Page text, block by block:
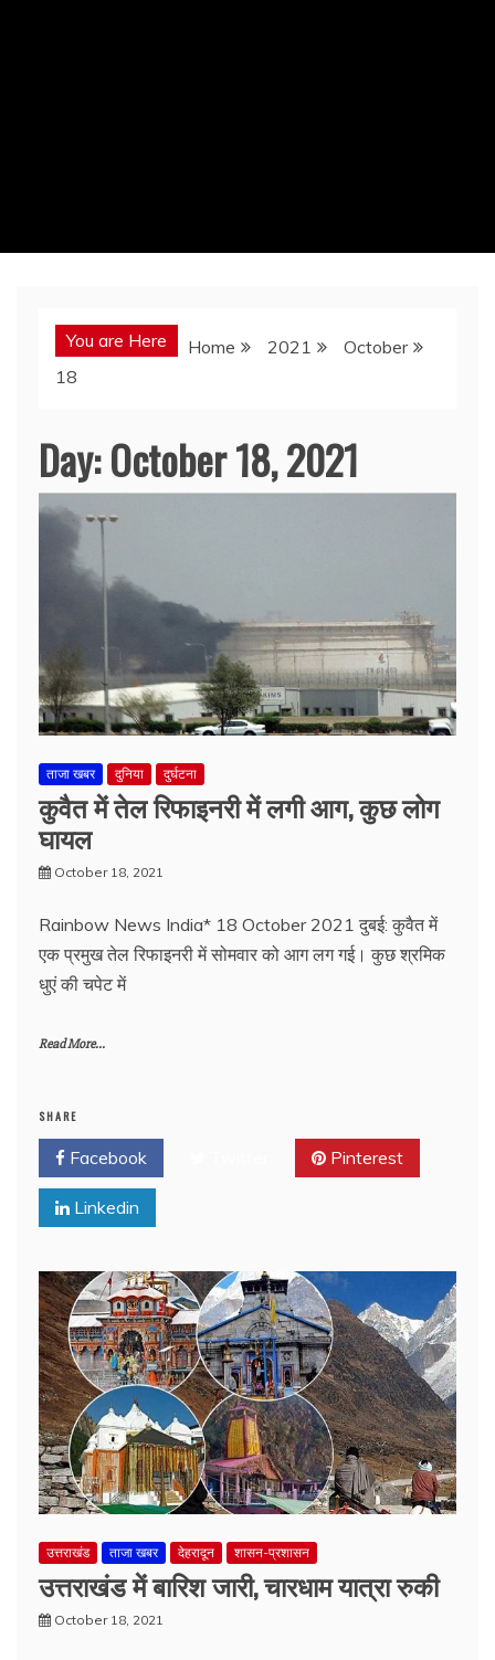
You are Here Home 2021
October
18
Day:October 18, 2021
ताजा खबर दुनिया दुर्घटना
कुवैत में तेल रिफाइनरी में लगी आग, कुछ लोग
घायल
October 18, 2021
Rainbow News India* 18 October 2021 दुबई: कुवैत में
एक प्रमुख तेल रिफाइनरी में सोमवार को आग लग गई। कुछ श्रमिक
धुएं की चपेट में
Read More...
SHARE
Facebook Pinterest
Linkedin
उत्तराखंड ताजा खबर देहरादून शासन-प्रशासन
उत्तराखंड में बारिश जारी, चारधाम यात्रा रुकी
October 18, 2021